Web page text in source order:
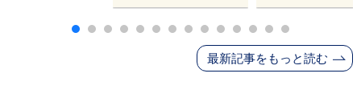
｜塗料・屋根材・シ
ンナー・断熱材・ル
ーフィングの値上げ
と材料入手困難・出
業
最新記事をもっと読む